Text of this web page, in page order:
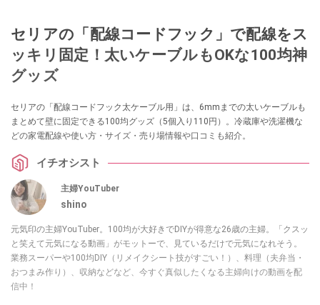
セリアの「配線コードフック」で配線をス
ッキリ固定！太いケーブルもOKな100均神
グッズ
セリアの「配線コードフック太ケーブル用」は、6mmまでの太いケーブルも
まとめて壁に固定できる100均グッズ（5個入り110円）。冷蔵庫や洗濯機な
どの家電配線や使い方・サイズ・売り場情報や口コミも紹介。
イチオシスト
主婦YouTuber
shino
元気印の主婦YouTuber。100均が大好きでDIYが得意な26歳の主婦。「クスッ
と笑えて元気になる動画」がモットーで、見ているだけで元気になれそう。
業務スーパーや100均DIY（リメイクシート技がすごい！）、料理（夫弁当・
おつまみ作り）、収納などなど、今すぐ真似したくなる主婦向けの動画を配
信中！